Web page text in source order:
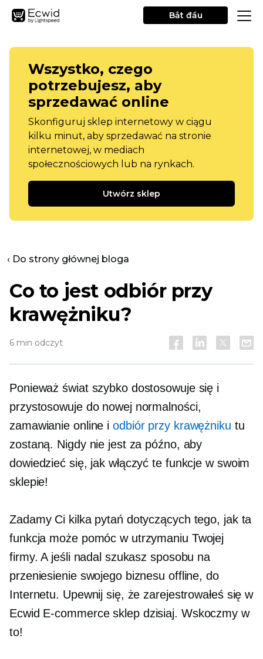
Bắt đầu
Wszystko, czego
potrzebujesz, aby
sprzedawać online
Skonfiguruj sklep internetowy w ciągu
kilku minut, aby sprzedawać na stronie
internetowej, w mediach
społecznościowych lub na rynkach.
Utwórz sklep
‹ Do strony głównej bloga
Co to jest odbiór przy
krawężniku?
6 min odczyt
Ponieważ świat szybko dostosowuje się i
przystosowuje do nowej normalności,
zamawianie online i odbiór przy krawężniku tu
zostaną. Nigdy nie jest za późno, aby
dowiedzieć się, jak włączyć te funkcje w swoim
sklepie!
Zadamy Ci kilka pytań dotyczących tego, jak ta
funkcja może pomóc w utrzymaniu Twojej
firmy. A jeśli nadal szukasz sposobu na
przeniesienie swojego biznesu offline, do
Internetu. Upewnij się, że zarejestrowałeś się w
Ecwid E-commercesklep dzisiaj. Wskoczmy w
to!